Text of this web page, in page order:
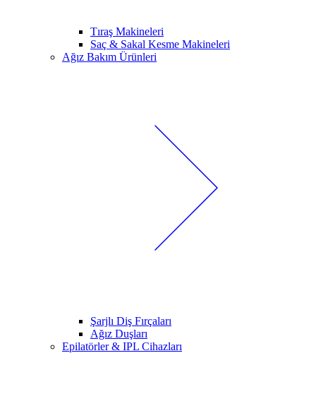
Tıraş Makineleri
Saç & Sakal Kesme Makineleri
Ağız Bakım Ürünleri
Şarjlı Diş Fırçaları
Ağız Duşları
Epilatörler & IPL Cihazları